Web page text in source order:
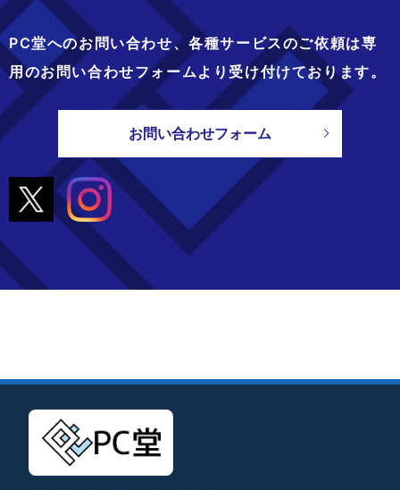
PC堂へのお問い合わせ、各種サービスのご依頼は専
用のお問い合わせフォームより 受け付けております。
お問い合わせフォーム